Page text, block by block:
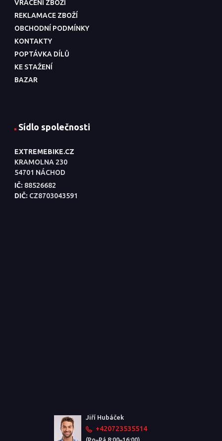
VRÁCENÍ ZBOŽÍ
REKLAMACE ZBOŽÍ
OBCHODNÍ PODMÍNKY
KONTAKTY
POPTÁVKA DÍLŮ
KE STAŽENÍ
BAZAR
Sídlo společnosti
EXTREMEBIKE.CZ
KRAMOLNA 230
54701 NÁCHOD
IČ: 88526682
DIČ: CZ8703043591
Jiří Hubáček
+420723535514